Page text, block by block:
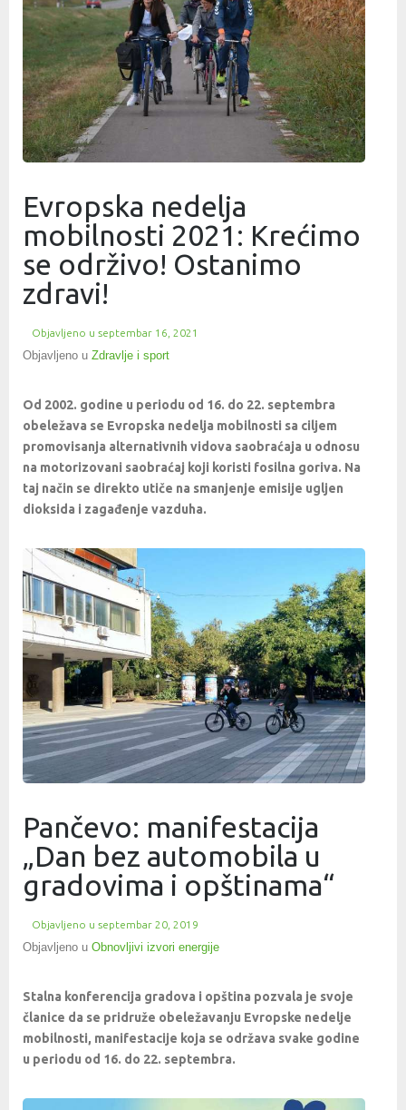
Evropska nedelja
mobilnosti 2021: Krećimo
se održivo! Ostanimo
zdravi!
Objavljeno u septembar 16, 2021
Objavljeno u Zdravlje i sport
Od 2002. godine u periodu od 16. do 22. septembra
obeležava se Evropska nedelja mobilnosti sa ciljem
promovisanja alternativnih vidova saobraćaja u odnosu
na motorizovani saobraćaj koji koristi fosilna goriva. Na
taj način se direkto utiče na smanjenje emisije ugljen
dioksida i zagađenje vazduha.
Pančevo: manifestacija
„Dan bez automobila u
gradovima i opštinama“
Objavljeno u septembar 20, 2019
Objavljeno u Obnovljivi izvori energije
Stalna konferencija gradova i opština pozvala je svoje
članice da se pridruže obeležavanju Evropske nedelje
mobilnosti, manifestacije koja se održava svake godine
u periodu od 16. do 22. septembra.